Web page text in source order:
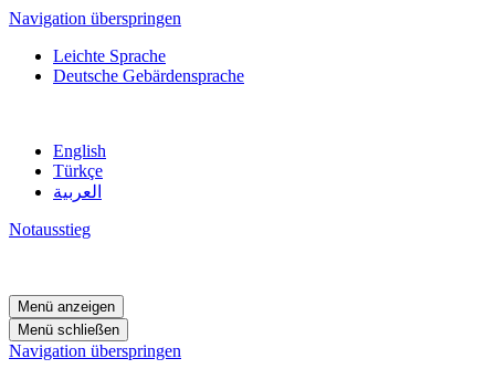
Navigation überspringen
Leichte Sprache
Deutsche Gebärdensprache
English
Türkçe
العربية
Notausstieg
Menü anzeigen
Menü schließen
Navigation überspringen